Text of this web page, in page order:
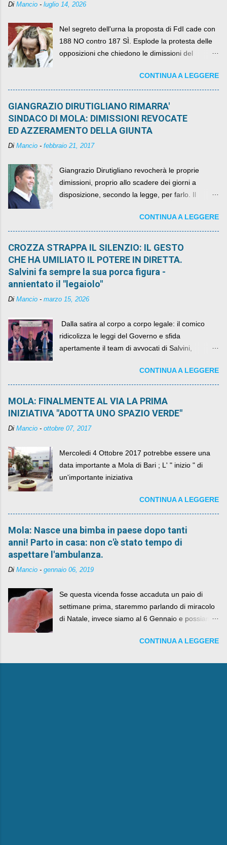
Di Mancio - luglio 14, 2026
Nel segreto dell'urna la proposta di FdI cade con
188 NO contro 187 SÌ. Esplode la protesta delle
opposizioni che chiedono le dimissioni del
CONTINUA A LEGGERE
GIANGRAZIO DIRUTIGLIANO RIMARRA'
SINDACO DI MOLA: DIMISSIONI REVOCATE
ED AZZERAMENTO DELLA GIUNTA
Di Mancio - febbraio 21, 2017
Giangrazio Dirutigliano revocherà le proprie
dimissioni, proprio allo scadere dei giorni a
disposizione, secondo la legge, per farlo. Il
quelli che si auspicavano il contrario.CONTINUA A LEGGERE
CROZZA STRAPPA IL SILENZIO: IL GESTO
CHE HA UMILIATO IL POTERE IN DIRETTA.
Salvini fa sempre la sua porca figura -
annientato il "legaiolo"
Di Mancio - marzo 15, 2026
​ Dalla satira al corpo a corpo legale: il comico
ridicolizza le leggi del Governo e sfida
apertamente il team di avvocati di Salvini,
CONTINUA A LEGGERE
MOLA: FINALMENTE AL VIA LA PRIMA
INIZIATIVA "ADOTTA UNO SPAZIO VERDE"
Di Mancio - ottobre 07, 2017
Mercoledi 4 Ottobre 2017 potrebbe essere una
data importante a Mola di Bari ; L' " inizio " di
un'importante iniziativa
CONTINUA A LEGGERE
Mola: Nasce una bimba in paese dopo tanti
anni! Parto in casa: non c'è stato tempo di
aspettare l'ambulanza.
Di Mancio - gennaio 06, 2019
Se questa vicenda fosse accaduta un paio di
settimane prima, staremmo parlando di miracolo
di Natale, invece siamo al 6 Gennaio e possiamo
e la Befana, visto il lieto epilogo della vicenda.
CONTINUA A LEGGERE